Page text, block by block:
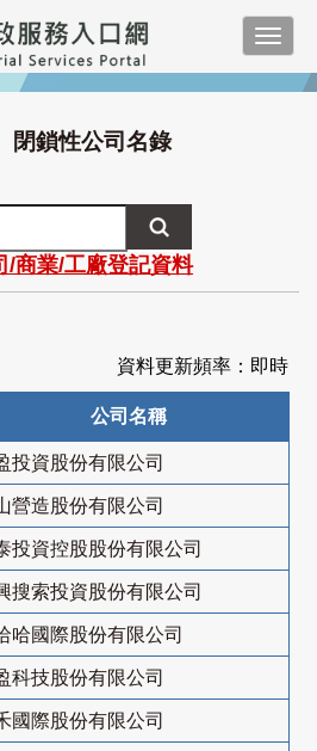
閉鎖性公司名錄
/商業/工廠登記資料
資料更新頻率：即時
公司名稱
投資股份有限公司
營造股份有限公司
投資控股股份有限公司
搜索投資股份有限公司
哈國際股份有限公司
科技股份有限公司
國際股份有限公司